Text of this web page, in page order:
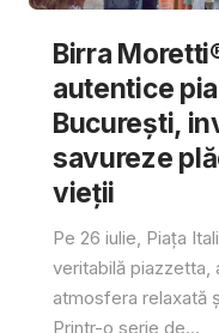
Birra
autentice
București,
savureze
vieții
Pe 26 iulie, Piața
veritabilă piazzetta,
atmosfera relaxată
Printr-o serie de...